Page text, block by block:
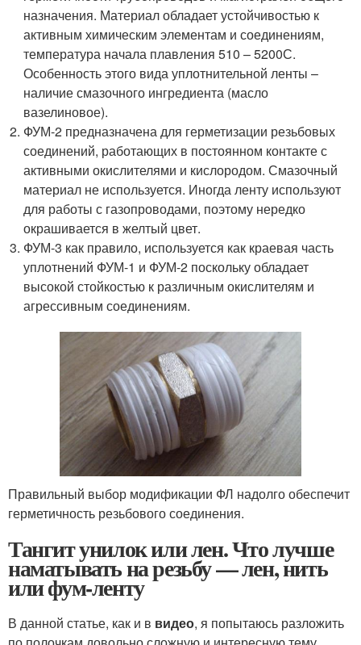
назначения. Материал обладает устойчивостью к
активным химическим элементам и соединениям,
температура начала плавления 510 – 5200С.
Особенность этого вида уплотнительной ленты –
наличие смазочного ингредиента (масло
вазелиновое).
ФУМ-2 предназначена для герметизации резьбовых
соединений, работающих в постоянном контакте с
активными окислителями и кислородом. Смазочный
материал не используется. Иногда ленту используют
для работы с газопроводами, поэтому нередко
окрашивается в желтый цвет.
ФУМ-3 как правило, используется как краевая часть
уплотнений ФУМ-1 и ФУМ-2 поскольку обладает
высокой стойкостью к различным окислителям и
агрессивным соединениям.
Правильный выбор модификации ФЛ надолго обеспечит
герметичность резьбового соединения.
Тангит унилок или лен. Что лучше
наматывать на резьбу — лен, нить
или фум-ленту
В данной статье, как и в видео, я попытаюсь разложить